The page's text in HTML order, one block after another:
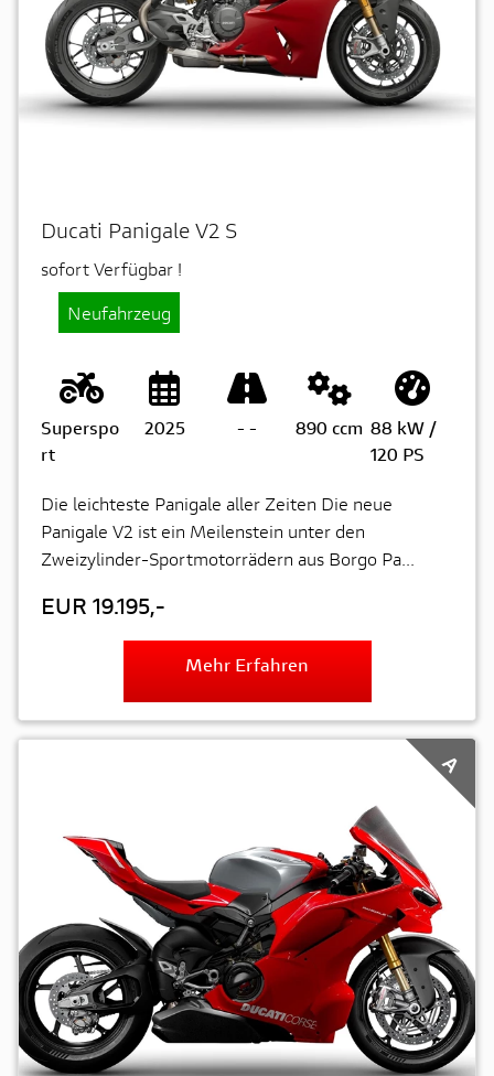
Ducati Panigale V2 S
sofort Verfügbar !
Neufahrzeug
Superspo
rt
2025 - - 890 ccm 88 kW /
120 PS
Die leichteste Panigale aller Zeiten Die neue
Panigale V2 ist ein Meilenstein unter den
Zweizylinder-Sportmotorrädern aus Borgo Pa...
EUR 19.195,-
Mehr Erfahren
A